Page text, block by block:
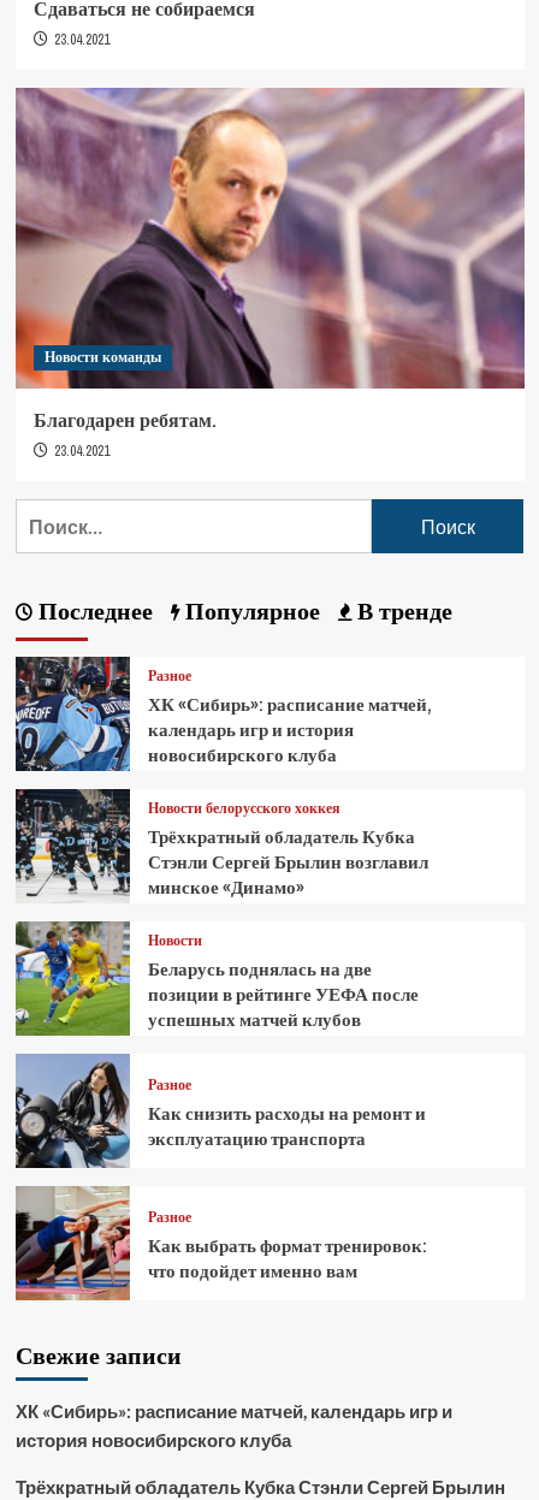
Сдаваться не собираемся
23.04.2021
Новости команды
Благодарен ребятам.
23.04.2021
Последнее Популярное В тренде
Разное
ХК «Сибирь»: расписание матчей,
календарь игр и история
новосибирского клуба
Новости белорусского хоккея
Трёхкратный обладатель Кубка
Стэнли Сергей Брылин возглавил
минское «Динамо»
Новости
Беларусь поднялась на две
позиции в рейтинге УЕФА после
успешных матчей клубов
Разное
Как снизить расходы на ремонт и
эксплуатацию транспорта
Разное
Как выбрать формат тренировок:
что подойдет именно вам
Свежие записи
ХК «Сибирь»: расписание матчей, календарь игр и
история новосибирского клуба
Трёхкратный обладатель Кубка Стэнли Сергей Брылин